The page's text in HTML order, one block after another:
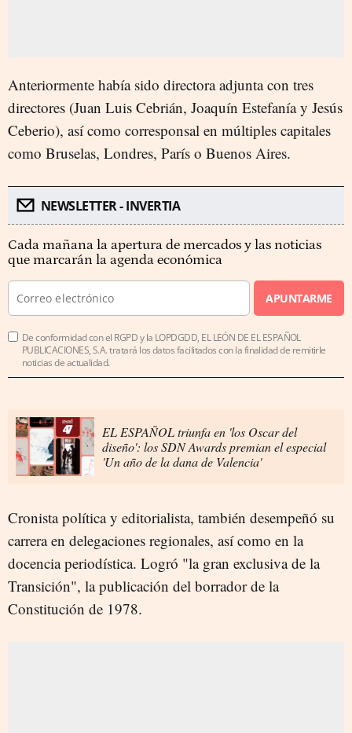
Anteriormente había sido directora adjunta con tres
directores (Juan Luis Cebrián, Joaquín Estefanía y Jesús
Ceberio), así como corresponsal en múltiples capitales
como Bruselas, Londres, París o Buenos Aires.
NEWSLETTER - INVERTIA
Cada mañana la apertura de mercados y las noticias
que marcarán la agenda económica
APUNTARME
De conformidad con el RGPD y la LOPDGDD, EL LEÓN DE EL ESPAÑOL
PUBLICACIONES, S.A. tratará los datos facilitados con la finalidad de remitirle
noticias de actualidad.
EL ESPAÑOL triunfa en 'los Oscar del
diseño': los SDN Awards premian el especial
'Un año de la dana de Valencia'
Cronista política y editorialista, también desempeñó su
carrera en delegaciones regionales, así como en la
docencia periodística. Logró "la gran exclusiva de la
Transición", la publicación del borrador de la
Constitución de 1978.